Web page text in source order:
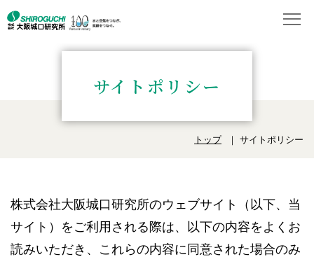
サイトポリシー
トップ サイトポリシー
株式会社大阪城口研究所のウェブサイト（以下、当
サイト）をご利用される際は、以下の内容をよくお
読みいただき、これらの内容に同意された場合のみ